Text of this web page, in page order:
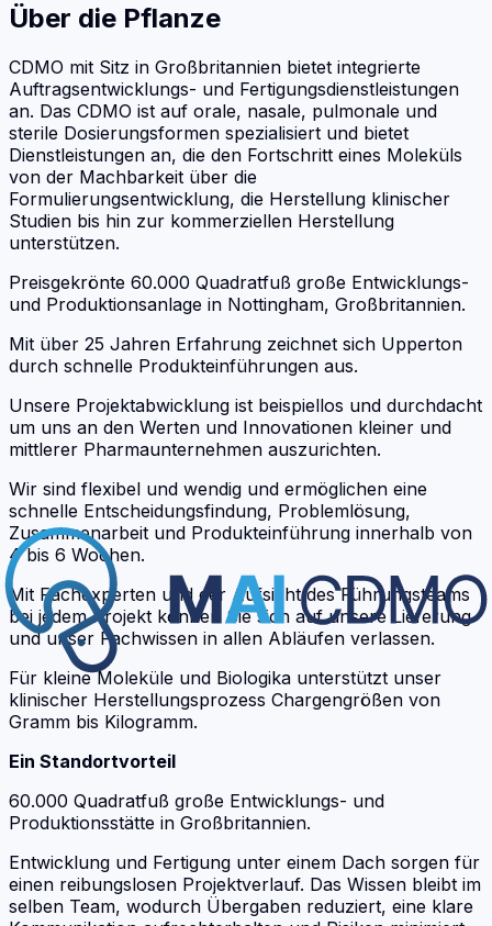
Über die Pflanze
CDMO mit Sitz in Großbritannien bietet integrierte
Auftragsentwicklungs- und Fertigungsdienstleistungen
an. Das CDMO ist auf orale, nasale, pulmonale und
sterile Dosierungsformen spezialisiert und bietet
Dienstleistungen an, die den Fortschritt eines Moleküls
von der Machbarkeit über die
Formulierungsentwicklung, die Herstellung klinischer
Studien bis hin zur kommerziellen Herstellung
unterstützen.
Preisgekrönte 60.000 Quadratfuß große Entwicklungs-
und Produktionsanlage in Nottingham, Großbritannien.
Mit über 25 Jahren Erfahrung zeichnet sich Upperton
durch schnelle Produkteinführungen aus.
Unsere Projektabwicklung ist beispiellos und durchdacht
um uns an den Werten und Innovationen kleiner und
mittlerer Pharmaunternehmen auszurichten.
Wir sind flexibel und wendig und ermöglichen eine
schnelle Entscheidungsfindung, Problemlösung,
Zusammenarbeit und Produkteinführung innerhalb von
4 bis 6 Wochen.
Mit Fachexperten und der Aufsicht des Führungsteams
bei jedem Projekt können Sie sich auf unsere Lieferung
und unser Fachwissen in allen Abläufen verlassen.
Für kleine Moleküle und Biologika unterstützt unser
klinischer Herstellungsprozess Chargengrößen von
Gramm bis Kilogramm.
Ein Standortvorteil
60.000 Quadratfuß große Entwicklungs- und
Produktionsstätte in Großbritannien.
Entwicklung und Fertigung unter einem Dach sorgen für
einen reibungslosen Projektverlauf. Das Wissen bleibt im
selben Team, wodurch Übergaben reduziert, eine klare